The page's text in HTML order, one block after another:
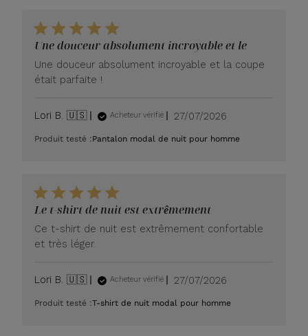
Une douceur absolument incroyable et le
Une douceur absolument incroyable et la coupe
était parfaite !
Lori B. 🇺🇸 Acheteur vérifié
Date
publication
27/07/2026
Produit testé :Pantalon modal de nuit pour homme
Le t-shirt de nuit est extrêmement
Ce t-shirt de nuit est extrêmement confortable
et très léger.
Lori B. 🇺🇸 Acheteur vérifié
Date
publication
27/07/2026
Produit testé :T-shirt de nuit modal pour homme